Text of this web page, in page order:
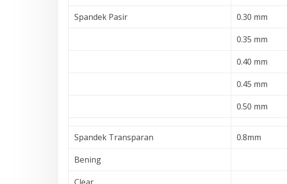
Spandek Pasir 0.30 mm
0.35 mm
0.40 mm
0.45 mm
0.50 mm
Spandek Transparan 0.8mm
Bening
Clear